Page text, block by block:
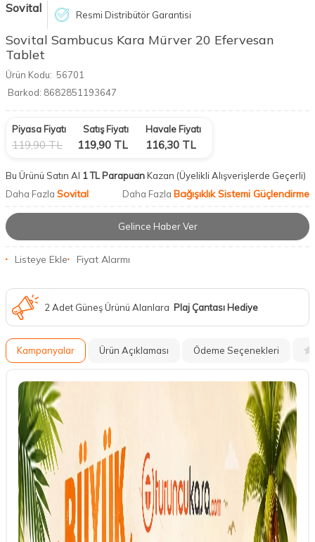
Sovital Resmi Distribütör Garantisi
Sovital Sambucus Kara Mürver 20 Efervesan
Tablet
Ürün Kodu: 56701
Barkod: 8682851193647
Piyasa Fiyatı
119,90TL
Satış Fiyatı
119,90 TL
Havale Fiyatı
116,30 TL
Bu Ürünü Satın Al 1 TL ParapuanKazan (Üyelikli Alışverişlerde Geçerli)
Daha Fazla Sovital Daha Fazla Bağışıklık Sistemi Güçlendirme
Gelince Haber Ver
Listeye Ekle Fiyat Alarmı
2 Adet Güneş Ürünü Alanlara Plaj Çantası Hediye
Kampanyalar Ürün Açıklaması Ödeme Seçenekleri